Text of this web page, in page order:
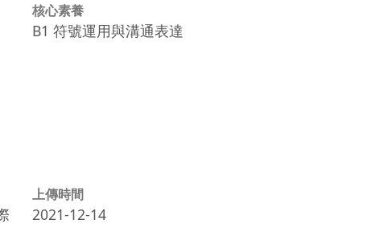
核心素養
B1 符號運用與溝通表達
上傳時間
2021-12-14